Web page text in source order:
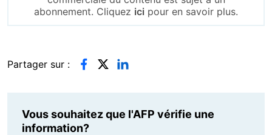
abonnement. Cliquez ici pour en savoir plus.
Partager sur :
Vous souhaitez que l'AFP vérifie une
information?